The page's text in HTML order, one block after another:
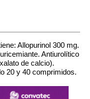
Allopurinol 300 mg.
Antiurolítico
de calcio).
20 y 40 comprimidos.